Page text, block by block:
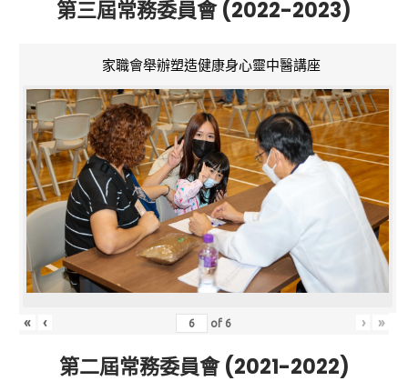
第三屆常務委員會 (2022-2023)
家職會舉辦塑造健康身心靈中醫講座
« ‹ of 6 › »
第二屆常務委員會 (2021-2022)